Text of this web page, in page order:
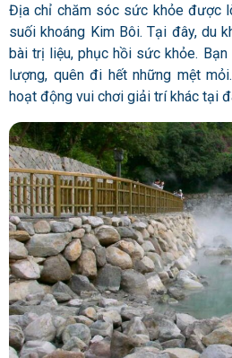
Địa chỉ chăm sóc sức khỏe được
suối khoáng Kim Bôi. Tại đây, du
bài trị liệu, phục hồi sức khỏe.
lượng, quên đi hết những mệt
hoạt động vui chơi giải trí khác tại